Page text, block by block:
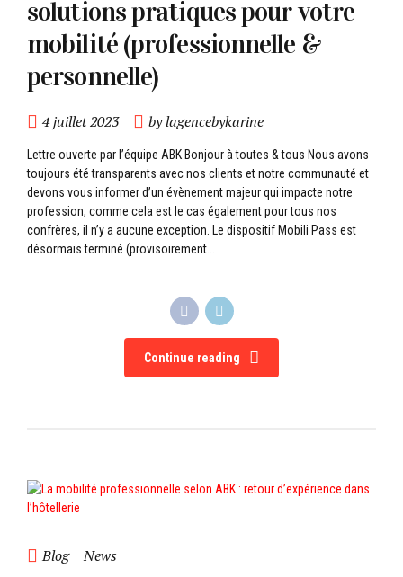
solutions pratiques pour votre
mobilité (professionnelle &
personnelle)
4 juillet 2023 by lagencebykarine
Lettre ouverte par l’équipe ABK Bonjour à toutes & tous Nous avons
toujours été transparents avec nos clients et notre communauté et
devons vous informer d’un évènement majeur qui impacte notre
profession, comme cela est le cas également pour tous nos
confrères, il n’y a aucune exception. Le dispositif Mobili Pass est
désormais terminé (provisoirement...
Continue reading
Blog News